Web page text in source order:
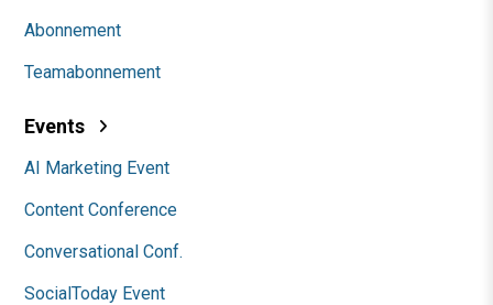
Abonnement
Teamabonnement
Events
AI Marketing Event
Content Conference
Conversational Conf.
SocialToday Event